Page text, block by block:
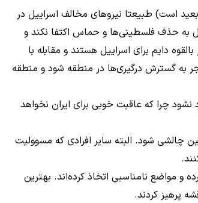
است) طبیعتا نیروهای مخالف اسراییل در
به حذف فلسطینی‌ها و حماس اکتفا نکند و
دایم برای اسراییل هستند و مقابله با
به گسترش درگیری‌ها در منطقه شود و منطقه
نشود چرا که عاقبت خوبی برای ایران نخواهد
چالشی شود. البته سایر افرادی که مسوولیت
و مواضع نامناسبی اتخاذ کرده‌اند. بهترین
پرهیز کردند.